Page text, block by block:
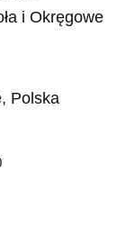
i Okręgowe
Polska